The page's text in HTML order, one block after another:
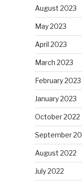
August 2023
May 2023
April 2023
March 2023
February 2023
January 2023
October 2022
September
August 2022
July 2022